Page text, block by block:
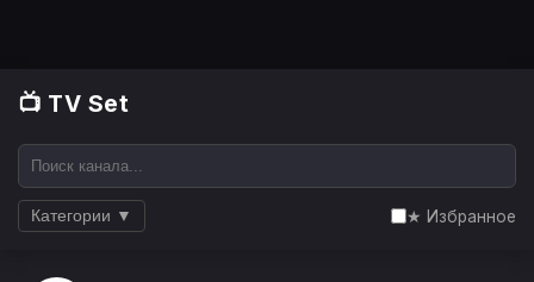
📺 TV Set
Категории ▼ ★ Избранное